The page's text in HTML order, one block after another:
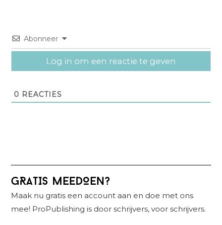
Abonneer
Log in om een reactie te geven
0 REACTIES
Primaire
Sidebar
GRATIS MEEDOEN?
Maak nu gratis een account aan en doe met ons
mee! ProPublishing is door schrijvers, voor schrijvers.